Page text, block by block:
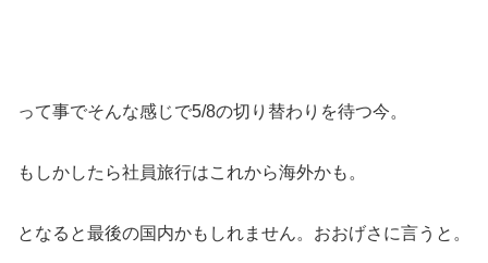
って事でそんな感じで5/8の切り替わりを待つ今。
もしかしたら社員旅行はこれから海外かも。
となると最後の国内かもしれません。おおげさに言うと。